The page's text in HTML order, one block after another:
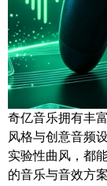
奇亿音乐拥有丰
风格与创意音频
实验性曲风，都
的音乐与音效方